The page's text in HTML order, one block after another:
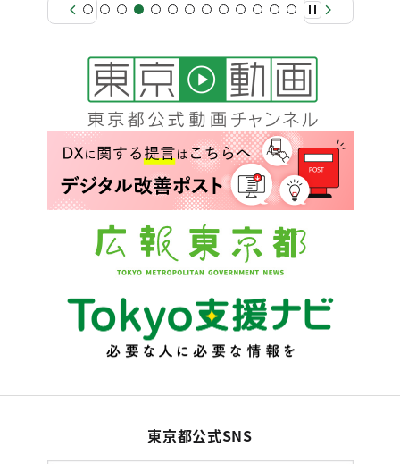
東京都公式SNS